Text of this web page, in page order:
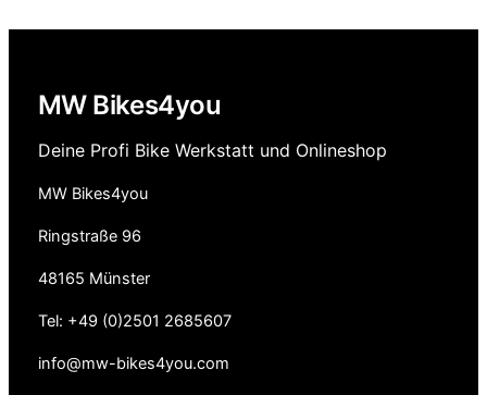
MW Bikes4you
Deine Profi Bike Werkstatt und Onlineshop
MW Bikes4you
Ringstraße 96
48165 Münster
Tel: +49 (0)2501 2685607
info@mw-bikes4you.com